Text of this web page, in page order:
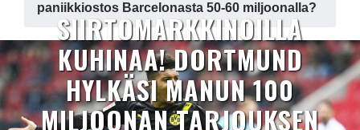
paniikkiostos Barcelonasta 50-60 miljoonalla?
SIIRTOMARKKINOILLA
KUHINAA! DORTMUND
HYLKÄSI MANUN 100
MILJOONAN TARJOUKSEN